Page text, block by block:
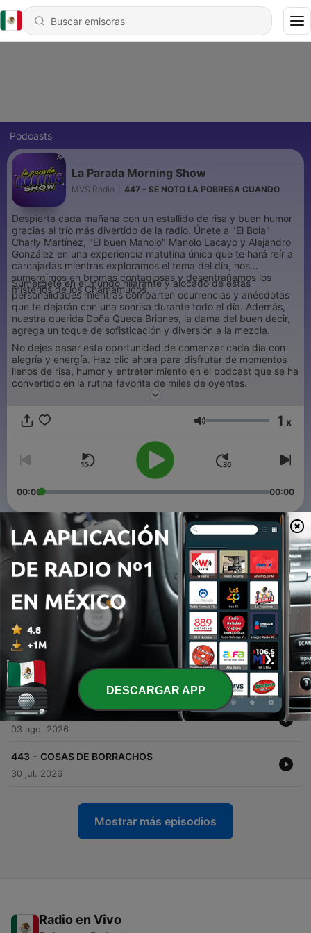
Podcasts
La Parada Morning Show
MVS Radio 447 - SE NOTO LA POBRESA CUANDO
Despierta cada mañana con un estallido de risa y buen humor
gracias al trío más divertido de la radio. Únete a "El Bola"
Charly Martínez, "El buen Manolo" Manolo Lacayo y Alejandro
González en una experiencia matutina única que te hará reír a
carcajadas mientras exploramos el tema del día, nos
sumergimos en bromas contagiosas y desentrañamos los
misterios de los Chamamucos.
Sumérgete en el mundo hilarante y alocado de estas
personalidades mientras comparten ocurrencias y anécdotas
que te dejarán con una sonrisa durante todo el día. Además,
nuestra querida Doña Queca Briones, la dama del buen decir,
agrega un toque de sofisticación y diversión a la mezcla.
No dejes pasar esta oportunidad de comenzar cada día con
alegría y energía. Haz clic ahora para disfrutar de momentos
llenos de risa, humor y entretenimiento en el podcast que se ha
convertido en la rutina favorita de miles de oyentes.
Volumen 1 x
00:00 00:00
Episodios
447 - SE NOTO LA POBRESA CUANDO
07 ago. 2026
446 NUEVAS FORMAS DE RELACIONARSE
07 ago. 2026
445 - CITAS DESASTROSAS
04 ago. 2026
444 - COSAS QUE ERAN GRATIS Y AHORA NO
03 ago. 2026
443 - COSAS DE BORRACHOS
30 jul. 2026
Mostrar más episodios
Radio en Vivo
DESCARGAR APP